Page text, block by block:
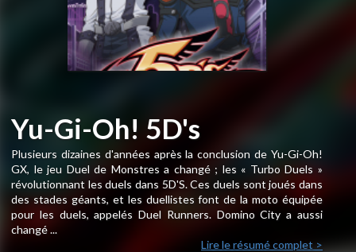
Yu-Gi-Oh! 5D's
Plusieurs dizaines d'années après la conclusion de Yu-Gi-Oh!
GX, le jeu Duel de Monstres a changé ; les « Turbo Duels »
révolutionnant les duels dans 5D'S. Ces duels sont joués dans
des stades géants, et les duellistes font de la moto équipée
pour les duels, appelés Duel Runners. Domino City a aussi
changé ...
Lire le résumé complet >